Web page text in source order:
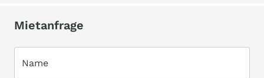
Mietanfrage
Name